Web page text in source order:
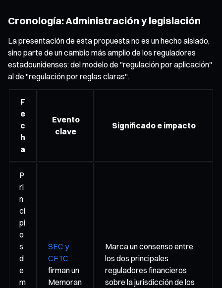
Cronología: Administración y legislación
La presentación de esta propuesta no es un hecho aislado,
sino parte de un cambio más amplio de los reguladores
estadounidenses: del modelo de "regulación por aplicación"
al de "regulación por reglas claras".
F
e
c
h
a
Evento
clave
Significado e impacto
P
ri
n
ci
pi
o
s
d
e
m
SEC y
CFTC
firman un
Memoran
Marca un consenso entre
los dos principales
reguladores financieros
sobre la jurisdicción de los